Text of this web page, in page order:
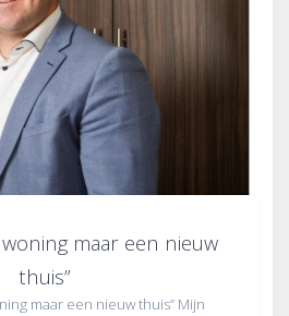
maar een nieuw
thuis”
maar een nieuw thuis” Mijn